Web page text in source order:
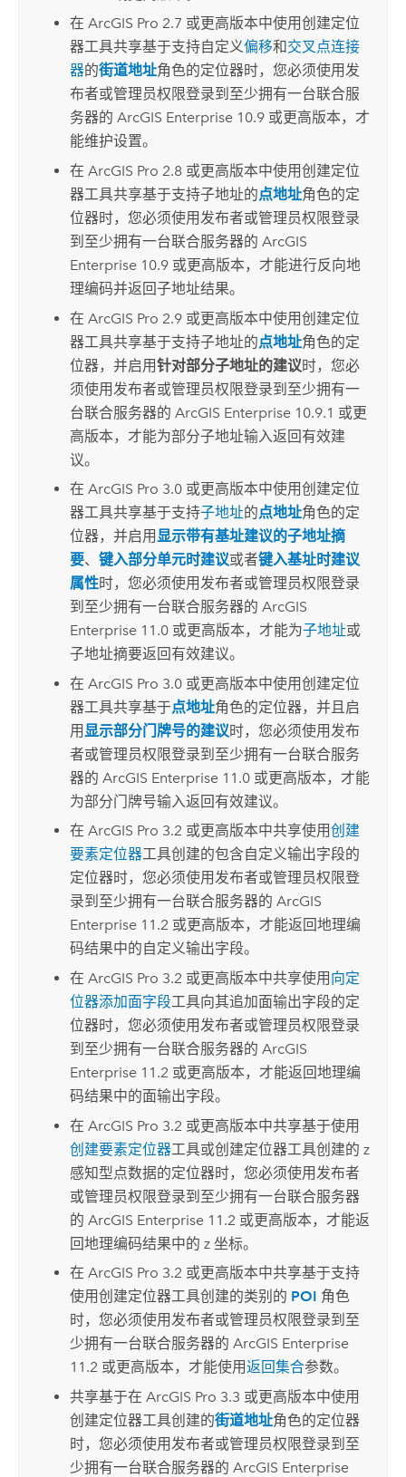
在 ArcGIS Pro 2.7 或更高版本中使用创建定位
器工具共享基于支持自定义偏移和交叉点连接
器的街道地址角色的定位器时，您必须使用发
布者或管理员权限登录到至少拥有一台联合服
务器的 ArcGIS Enterprise10.9 或更高版本，才
能维护设置。
在 ArcGIS Pro 2.8或更高版本中使用创建定位
器工具共享基于支持子地址的点地址角色的定
位器时，您必须使用发布者或管理员权限登录
到至少拥有一台联合服务器的 ArcGIS
Enterprise10.9 或更高版本，才能进行反向地
理编码并返回子地址结果。
在 ArcGIS Pro 2.9或更高版本中使用创建定位
器工具共享基于支持子地址的点地址角色的定
位器，并启用针对部分子地址的建议时，您必
须使用发布者或管理员权限登录到至少拥有一
台联合服务器的 ArcGIS Enterprise10.9.1 或更
高版本，才能为部分子地址输入返回有效建
议。
在 ArcGIS Pro 3.0或更高版本中使用创建定位
器工具共享基于支持子地址的点地址角色的定
位器，并启用显示带有基址建议的子地址摘
要、 键入部分单元时建议或者键入基址时建议
属性时，您必须使用发布者或管理员权限登录
到至少拥有一台联合服务器的 ArcGIS
Enterprise11.0 或更高版本，才能为子地址或
子地址摘要返回有效建议。
在 ArcGIS Pro 3.0或更高版本中使用创建定位
器工具共享基于点地址角色的定位器，并且启
用 显示部分门牌号的建议时，您必须使用发布
者或管理员权限登录到至少拥有一台联合服务
器的 ArcGIS Enterprise11.0 或更高版本，才能
为部分门牌号输入返回有效建议。
在 ArcGIS Pro 3.2 或更高版本中共享使用创建
要素定位器工具创建的包含自定义输出字段的
定位器时，您必须使用发布者或管理员权限登
录到至少拥有一台联合服务器的 ArcGIS
Enterprise11.2 或更高版本，才能返回地理编
码结果中的自定义输出字段。
在 ArcGIS Pro 3.2 或更高版本中共享使用 向定
位器添加面字段工具向其追加面输出字段的定
位器时，您必须使用发布者或管理员权限登录
到至少拥有一台联合服务器的 ArcGIS
Enterprise11.2 或更高版本，才能返回地理编
码结果中的面输出字段。
在 ArcGIS Pro 3.2 或更高版本中共享基于使用
创建要素定位器工具或创建定位器工具创建的 z
感知型点数据的定位器时，您必须使用发布者
或管理员权限登录到至少拥有一台联合服务器
的 ArcGIS Enterprise11.2 或更高版本，才能返
回地理编码结果中的 z 坐标。
在 ArcGIS Pro 3.2 或更高版本中共享基于支持
使用创建定位器工具创建的类别的 POI 角色
时，您必须使用发布者或管理员权限登录到至
少拥有一台联合服务器的 ArcGIS Enterprise
11.2 或更高版本，才能使用返回集合参数。
共享基于在 ArcGIS Pro 3.3 或更高版本中使用
创建定位器工具创建的街道地址角色的定位器
时，您必须使用发布者或管理员权限登录到至
少拥有一台联合服务器的 ArcGIS Enterprise